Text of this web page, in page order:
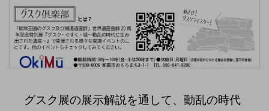
グスク展の展示解説を通して、動乱の時代